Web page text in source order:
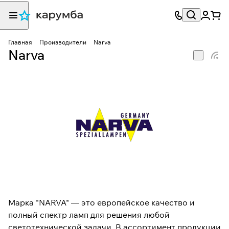
Главная Производители Narva
Narva
Марка "NARVA" — это европейское качество и
полный спектр ламп для решения любой
светотехнической задачи. В ассортимент продукции